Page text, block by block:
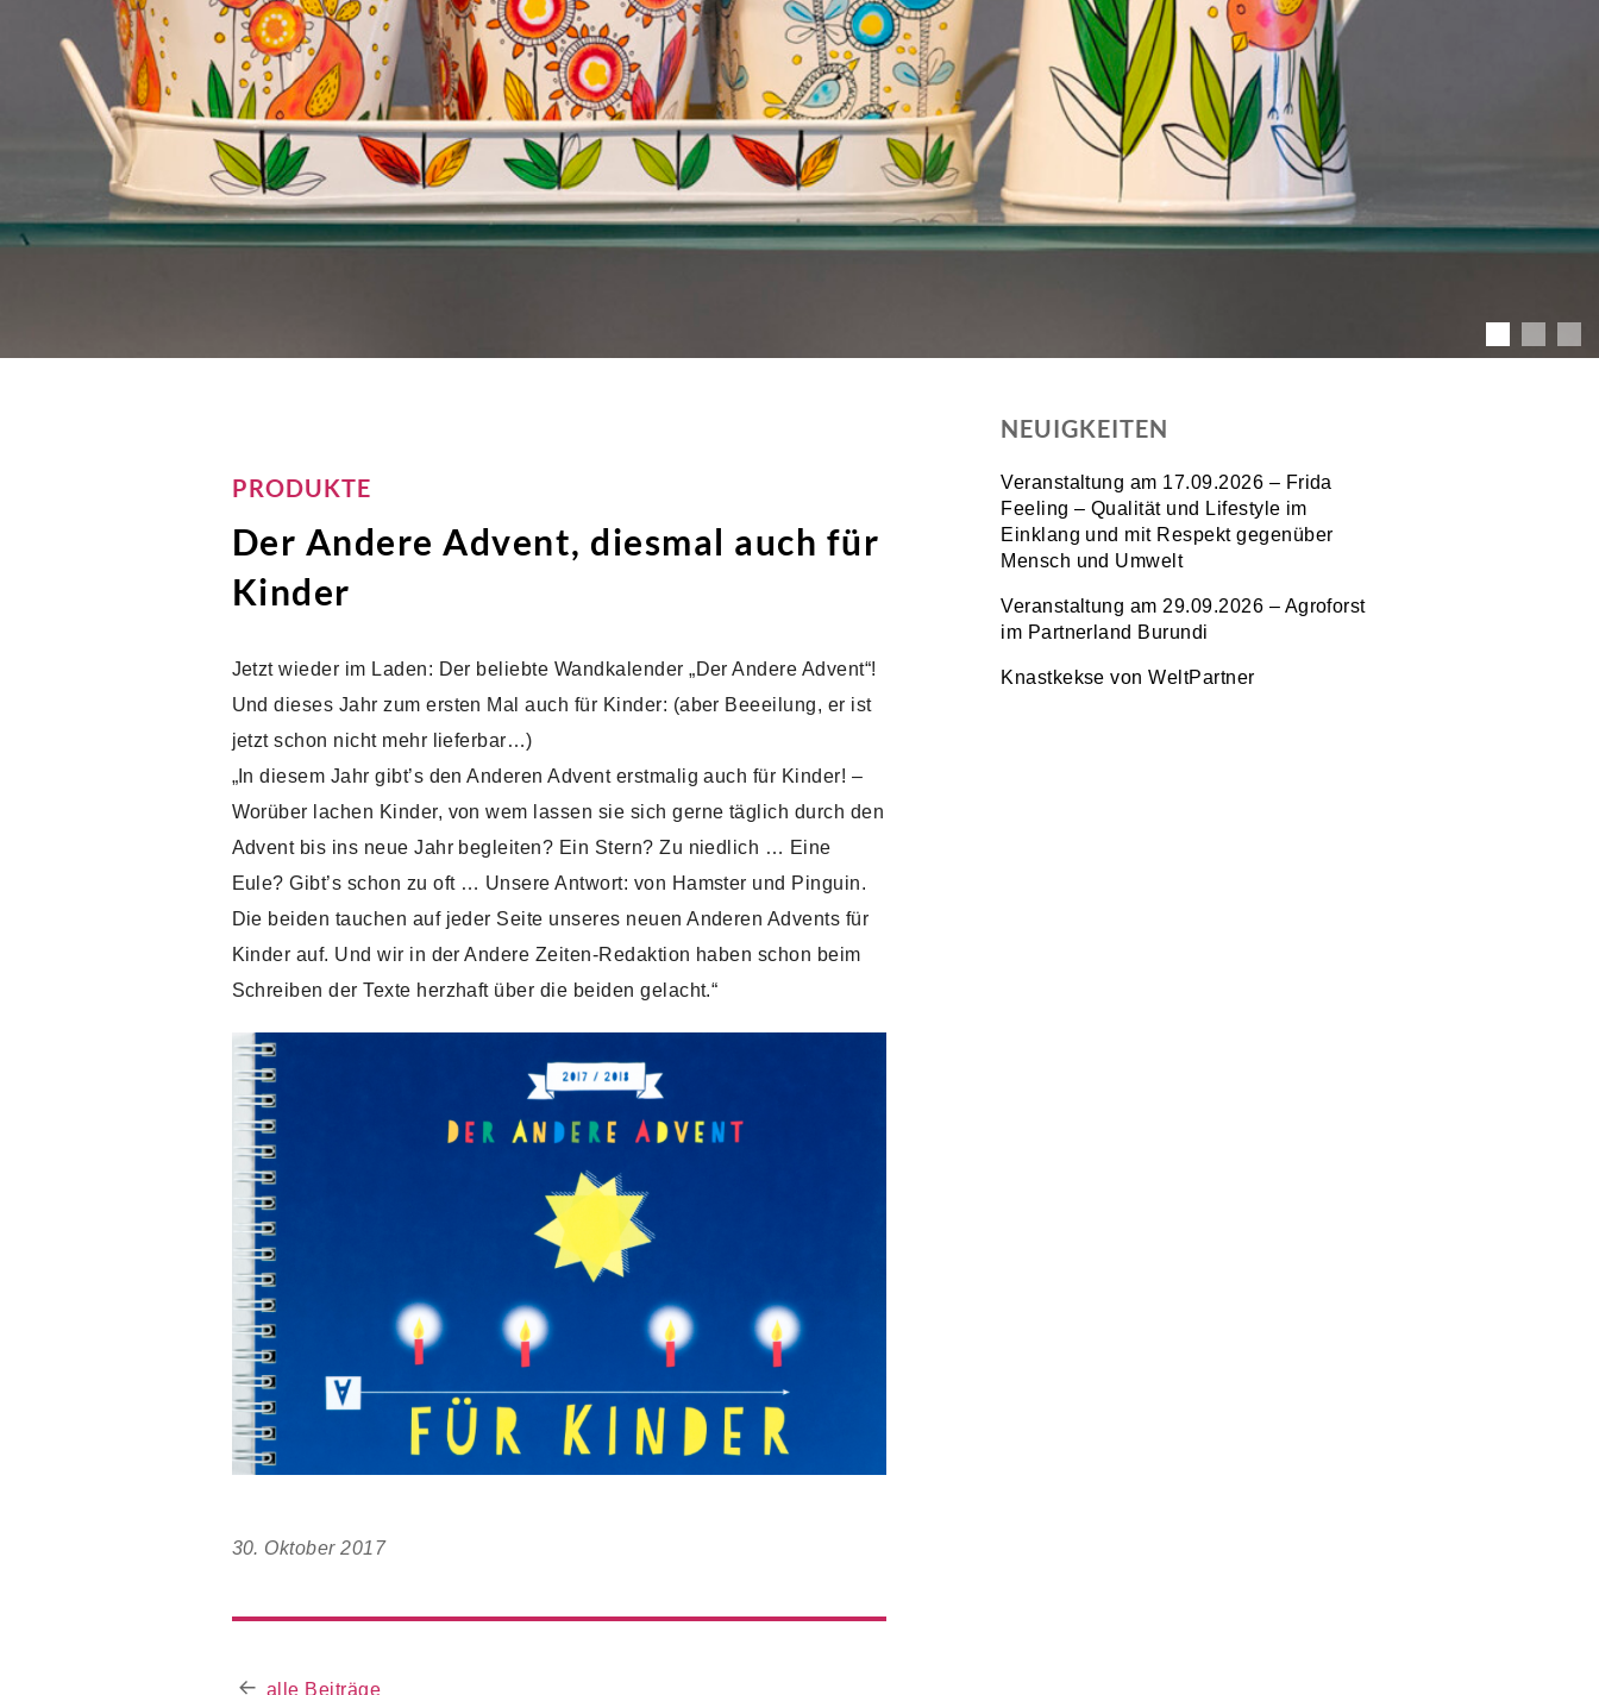
PRODUKTE
Der Andere Advent, diesmal auch für
Kinder
Jetzt wieder im Laden: Der beliebte Wandkalender „Der Andere Advent“!
Und dieses Jahr zum ersten Mal auch für Kinder: (aber Beeeilung, er ist
jetzt schon nicht mehr lieferbar…)
„In diesem Jahr gibt’s den Anderen Advent erstmalig auch für Kinder! –
Worüber lachen Kinder, von wem lassen sie sich gerne täglich durch den
Advent bis ins neue Jahr begleiten? Ein Stern? Zu niedlich … Eine
Eule? Gibt’s schon zu oft … Unsere Antwort: von Hamster und Pinguin.
Die beiden tauchen auf jeder Seite unseres neuen Anderen Advents für
Kinder auf. Und wir in der Andere Zeiten-Redaktion haben schon beim
Schreiben der Texte herzhaft über die beiden gelacht.“
30. Oktober 2017
alle Beiträge
NEUIGKEITEN
Veranstaltung am 17.09.2026 – Frida
Feeling – Qualität und Lifestyle im
Einklang und mit Respekt gegenüber
Mensch und Umwelt
Veranstaltung am 29.09.2026 – Agroforst
im Partnerland Burundi
Knastkekse von WeltPartner